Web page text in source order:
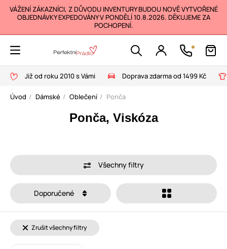
VÁŽENÍ ZÁKAZNÍCI, Z DŮVODU INVENTURY BUDOU NOVĚ VYTVOŘENÉ
OBJEDNÁVKY EXPEDOVÁNY V PONDĚLÍ 10.8.2026. DĚKUJEME ZA
POCHOPENÍ.
Již od roku 2010 s Vámi Doprava zdarma od 1499 Kč
Úvod Dámské Oblečení Ponča
Ponča, Viskóza
Všechny filtry
Doporučené
Zrušit všechny filtry